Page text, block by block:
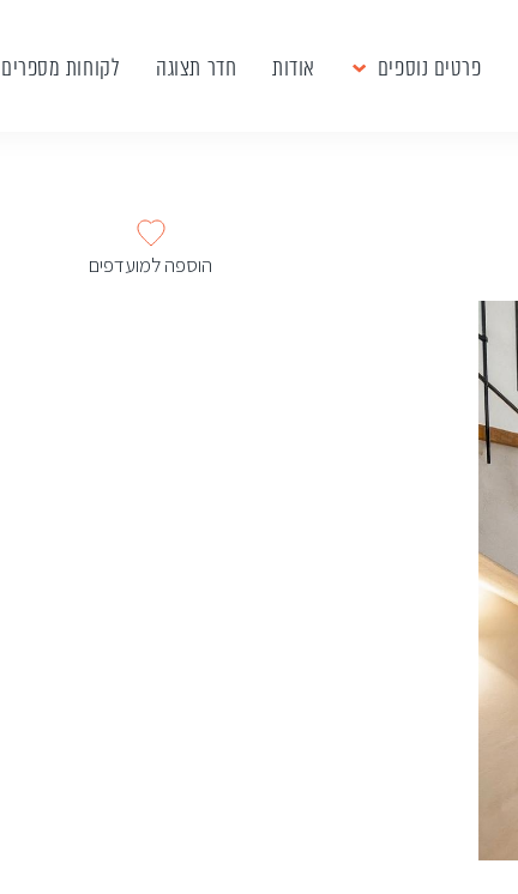
פרטים נוספים אודות חדר תצוגה לקוחות מספרים
הוספה למועדפים